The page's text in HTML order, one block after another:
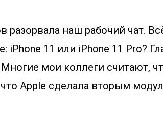
разорвала наш рабочий чат.
iPhone 11 или iPhone 11 Pro?
мои коллеги считают,
Apple сделала вторым